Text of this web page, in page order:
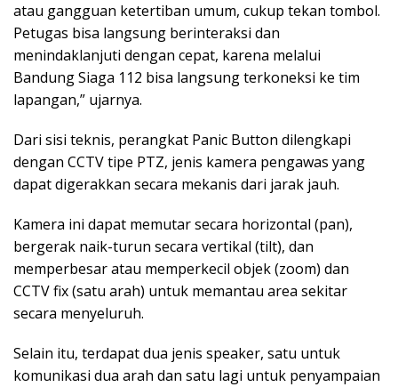
atau gangguan ketertiban umum, cukup tekan tombol.
Petugas bisa langsung berinteraksi dan
menindaklanjuti dengan cepat, karena melalui
Bandung Siaga 112 bisa langsung terkoneksi ke tim
lapangan,” ujarnya.
Dari sisi teknis, perangkat Panic Button dilengkapi
dengan CCTV tipe PTZ, jenis kamera pengawas yang
dapat digerakkan secara mekanis dari jarak jauh.
Kamera ini dapat memutar secara horizontal (pan),
bergerak naik-turun secara vertikal (tilt), dan
memperbesar atau memperkecil objek (zoom) dan
CCTV fix (satu arah) untuk memantau area sekitar
secara menyeluruh.
Selain itu, terdapat dua jenis speaker, satu untuk
komunikasi dua arah dan satu lagi untuk penyampaian